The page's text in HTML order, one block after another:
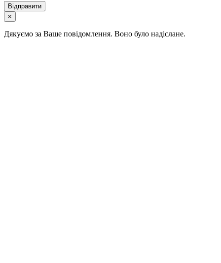
×
Дякуємо за Ваше повідомлення. Воно було надіслане.